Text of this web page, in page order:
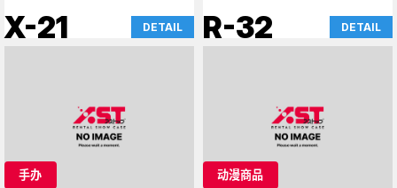
X-21 DETAIL
办
R-32 DETAIL
手办 动漫商品